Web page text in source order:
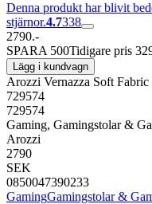
Denna produkt har blivit
stjärnor.4.7338
2790.-
SPARA 500Tidigare pris
Lägg i kundvagn
Arozzi Vernazza Soft
729574
729574
Gaming, Gamingstolar &
Arozzi
2790
SEK
0850047390233
GamingGamingstolar &